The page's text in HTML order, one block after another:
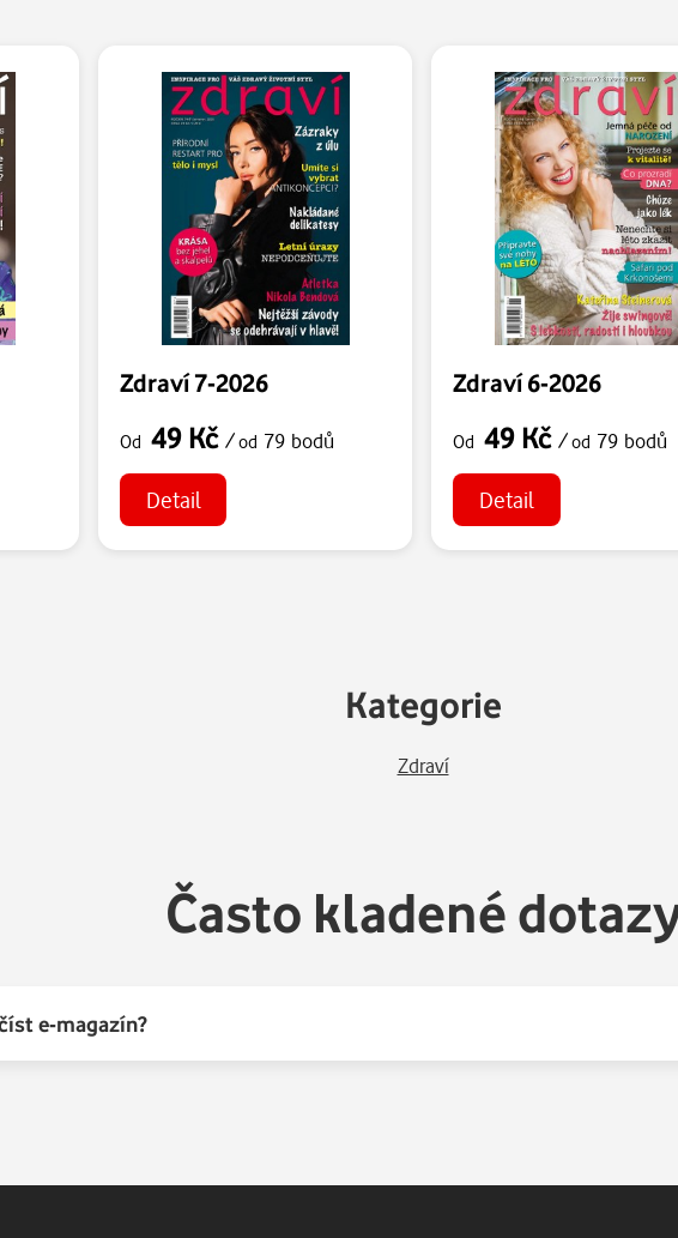
Zdraví 7-2026
Od 49 Kč /od 79 bodů
Detail
Zdraví 6-2026
Od 49 Kč/od 79 bodů
Detail
Kategorie
Zdraví
Často kladené
e-magazín?